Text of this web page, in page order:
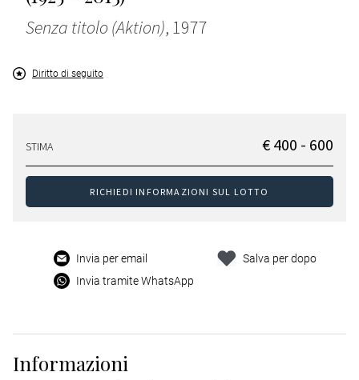
Senza titolo (Aktion), 1977
Diritto di seguito
STIMA € 400 - 600
RICHIEDI INFORMAZIONI SUL LOTTO
Invia per email
Invia tramite WhatsApp
Salva per dopo
Informazioni